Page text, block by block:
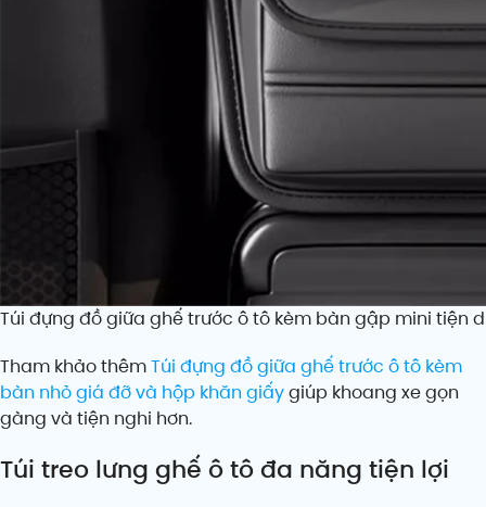
Túi đựng đồ giữa ghế trước ô tô kèm bàn gập mini tiện
Tham khảo thêmTúi đựng đồ giữa ghế trước ô tô kèm
bàn nhỏ giá đỡ và hộp khăn giấygiúp khoang xe gọn
gàng và tiện nghi hơn.
Túi treo lưng ghế ô tô đa năng tiện lợi